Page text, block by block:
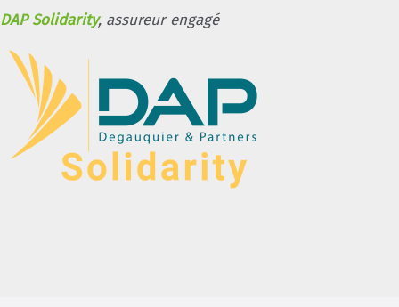
DAP Solidarity, assureur engagé